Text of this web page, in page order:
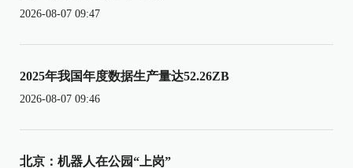
2026-08-07 09:47
2025年我国年度数据生产量达52.26ZB
2026-08-07 09:46
北京：机器人在公园“上岗”